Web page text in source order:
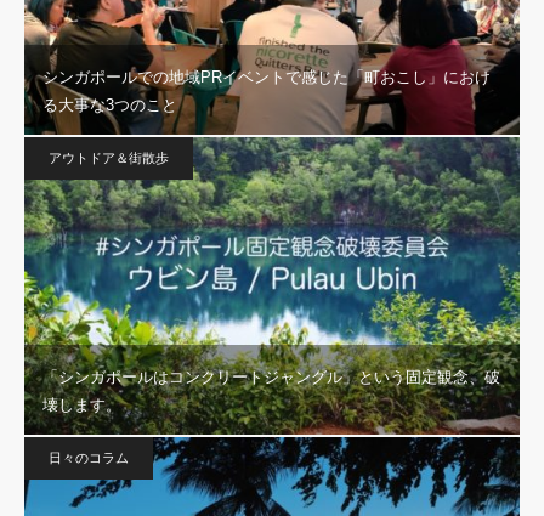
シンガポールでの地域PRイベントで感じた「町おこし」におけ
る大事な3つのこと
アウトドア＆街散歩
「シンガポールはコンクリートジャングル」という固定観念、破
壊します。
日々のコラム